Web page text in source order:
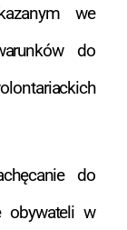
we
do
do
obywateli w